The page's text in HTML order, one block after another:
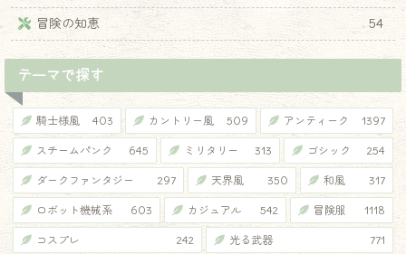
冒険の知恵
54
テーマで探す
騎士様風 403 カントリー風 509 アンティーク 1397
スチームパンク 645 ミリタリー 313 ゴシック 254
ダークファンタジー 297 天界風 350 和風 317
ロボット機械系 603 カジュアル 542 冒険服 1118
コスプレ 242 光る武器 771